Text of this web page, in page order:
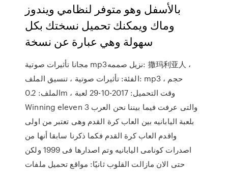
بالأسفل وهو متوفر لنظامي ويندوز
وماك ويمكنك تحميل نسختك بكل
سهولة وهي عبارة عن نسخة
مجانا تأثيرات صوتية mp3نزيل صممه: 撒玛利亚人 ،
الفئة: تأثيرات صوتية ، تنسيق الملف: mp3 ، حجم
الملف: 0.2m ، وقت التحميل: 2017-10-29 لعبة
Winning eleven 3 والتى عرفت فيما بيننا نحن العرب
بلعبة اليابانيه بين العاب كرة القدم وهى تعتبر من اولى
واقدم العاب كرة القدم فكما ذكرنا سابقا أنها من
اصدرات كونامى اليابانيه وتم اصدارها فى 1999 ولكن
حتى الان مازالت القلوب ثانيًا: مواقع تحميل ملفات